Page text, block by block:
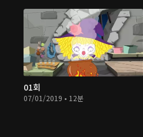
01회
07/01/2019 • 12분